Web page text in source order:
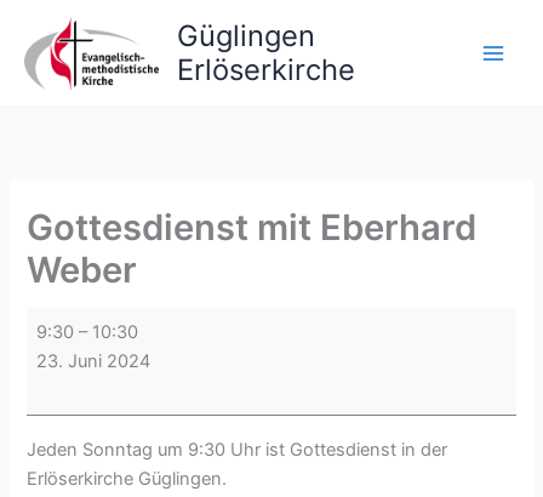
Inhalt
springen
Güglingen
Erlöserkirche
Gottesdienst mit Eberhard
Weber
Gottesdienst
mit
9:30 – 10:30
23. Juni 2024
Jeden Sonntag um 9:30 Uhr ist Gottesdienst in der
Erlöserkirche Güglingen.